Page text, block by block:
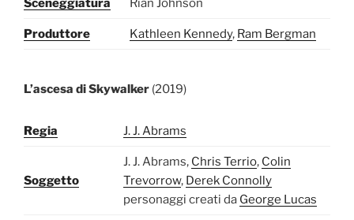
Sceneggiatura Rian Johnson
Produttore Kathleen Kennedy, Ram Bergman
L’ascesa di Skywalker (2019)
Regia J. J. Abrams
Soggetto
J. J. Abrams, Chris Terrio, Colin
Trevorrow, Derek Connolly
personaggi creati da George Lucas